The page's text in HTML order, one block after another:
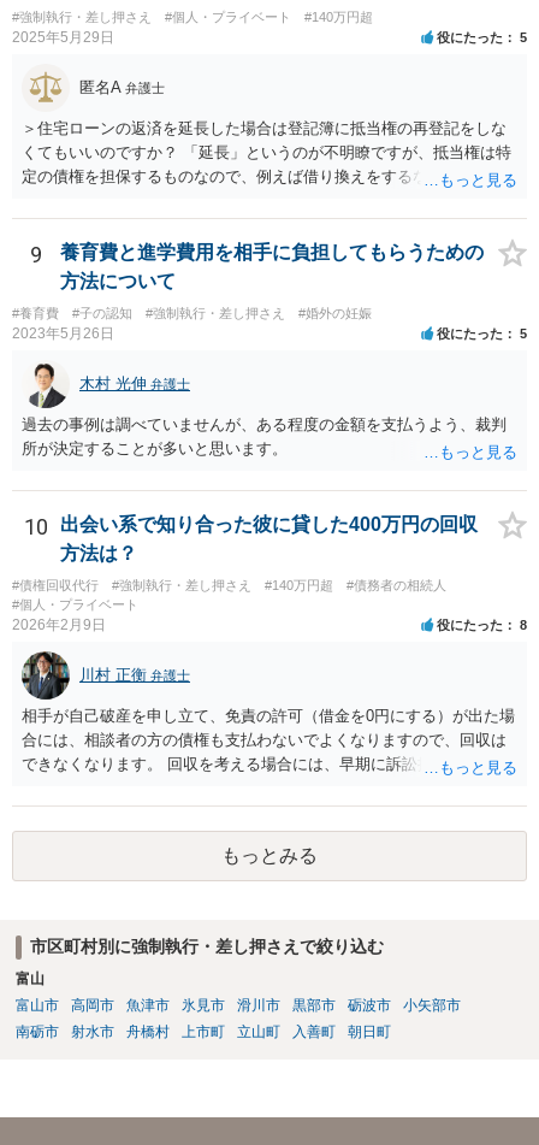
#強制執行・差し押さえ #個人・プライベート #140万円超
2025年5月29日 役にたった 5
匿名A 弁護士
＞住宅ローンの返済を延長した場合は登記簿に抵当権の再登記をしな
くてもいいのですか？ 「延長」というのが不明瞭ですが、抵当権は特
定の債権を担保するものなので、例えば借り換えをするなどしてあら
当権を付けるでしょう。そうではなく、単に返済スケジュールを変更
したということであれば、債権として同一ですからあらためて登記は
しないでしょう。 それにそもそも、抵当権の登記は、借りた時期や利
9
養育費と進学費用を相手に負担してもらうための
方法について
#養育費 #子の認知 #強制執行・差し押さえ #婚外の妊娠
2023年5月26日 役にたった 5
木村 光伸 弁護士
過去の事例は調べていませんが、ある程度の金額を支払うよう、裁判
所が決定することが多いと思います。
10
出会い系で知り合った彼に貸した400万円の回収
方法は？
#債権回収代行 #強制執行・差し押さえ #140万円超
#債務者の相続人
#個人・プライベート
2026年2月9日 役にたった 8
川村 正衡 弁護士
相手が自己破産を申し立て、免責の許可（借金を0円にする）が出た場
合には、相談者の方の債権も支払わないでよくなりますので、回収は
できなくなります。 回収を考える場合には、早期に訴訟提起などを進
もっとみる
市区町村別に強制執行・差し押さえで絞り込む
富山
富山市
高岡市 魚津市 氷見市 滑川市 黒部市 砺波市
小矢部市
南砺市
射水市 舟橋村 上市町 立山町 入善町 朝日町